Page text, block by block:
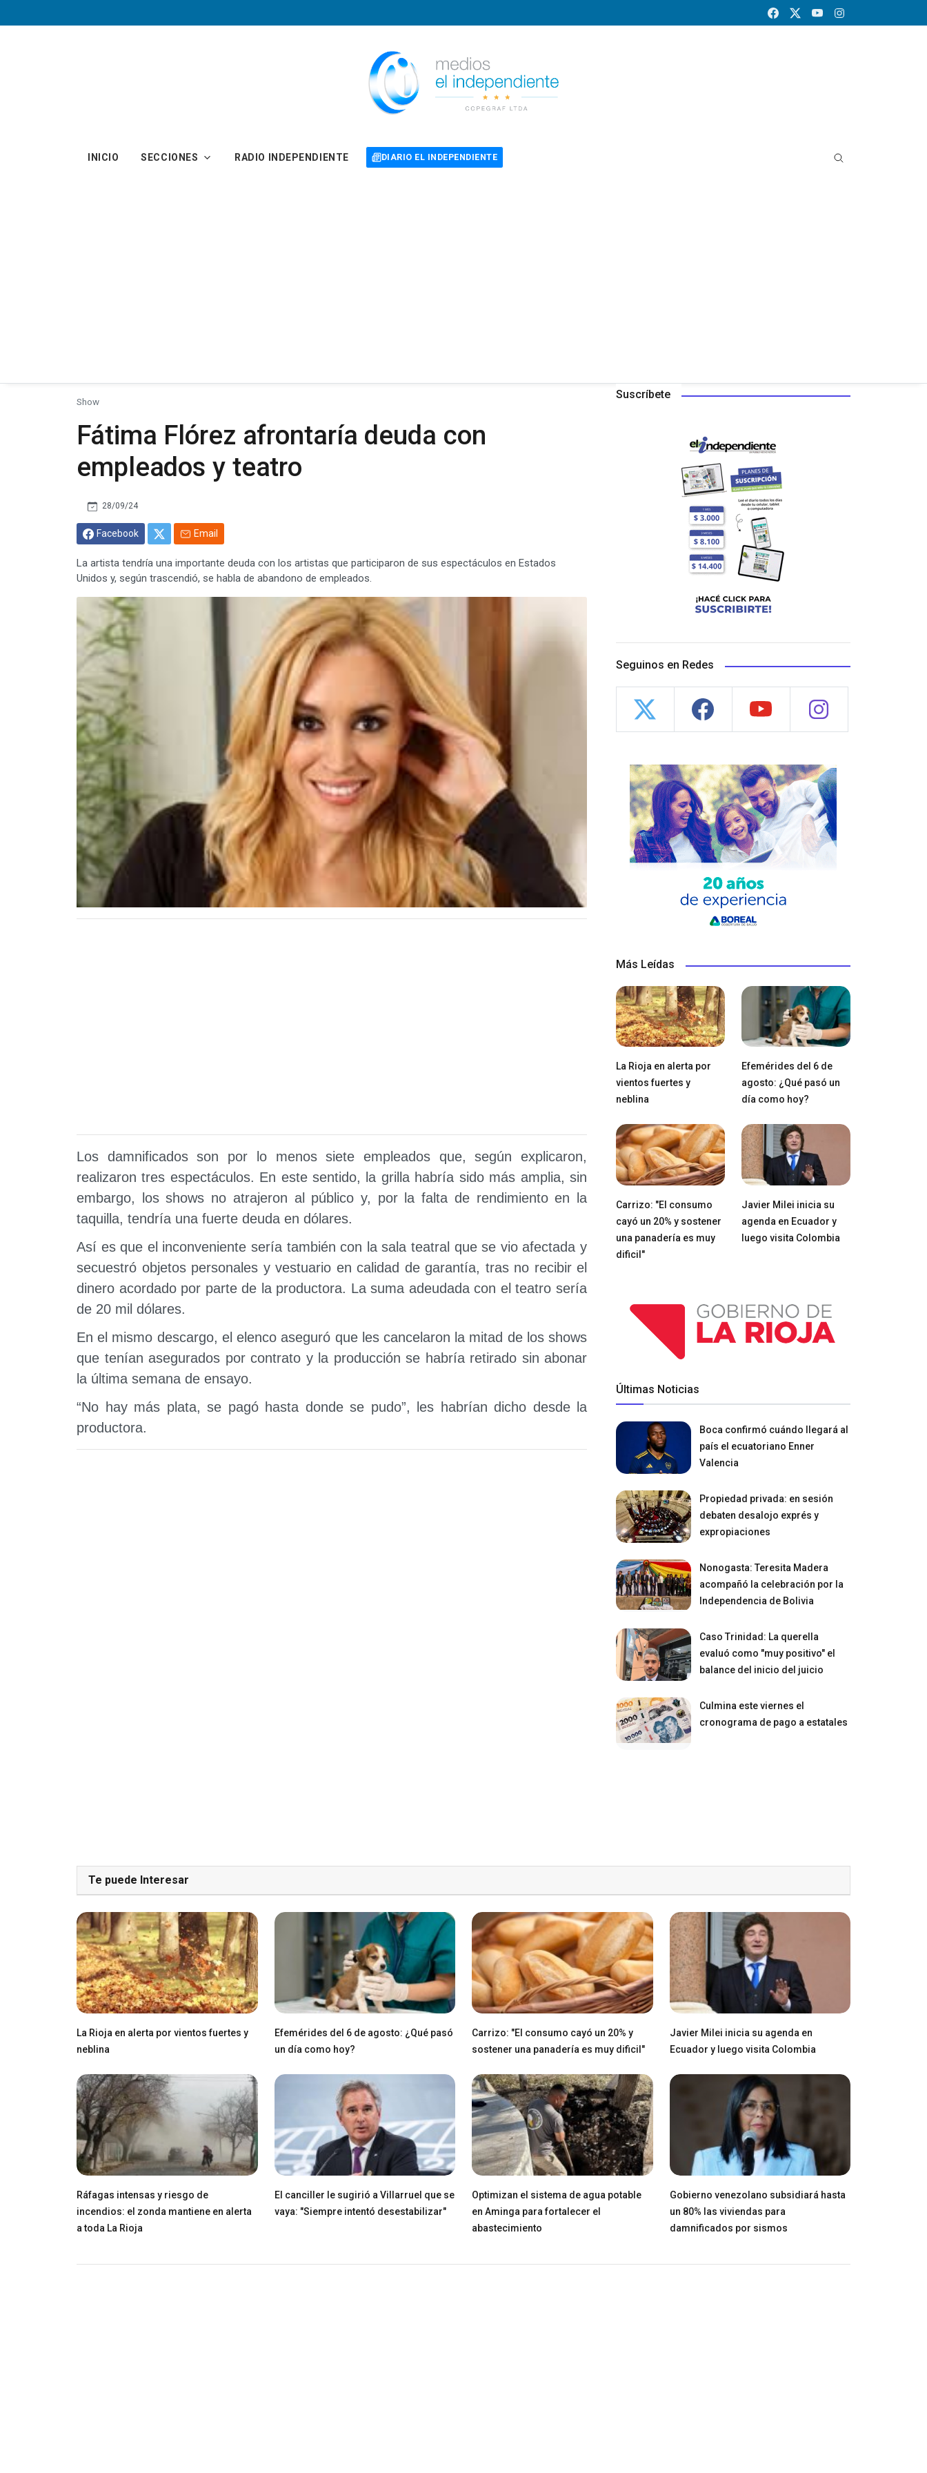
INICIO SECCIONES RADIO INDEPENDIENTE DIARIO EL INDEPENDIENTE
Show
Fátima Flórez afrontaría deuda con
empleados y teatro
28/09/24
Facebook Email
La artista tendría una importante deuda con los artistas que participaron de sus espectáculos en Estados
Unidos y, según trascendió, se habla de abandono de empleados.
Los damnificados son por lo menos siete empleados que, según explicaron,
realizaron tres espectáculos. En este sentido, la grilla habría sido más amplia, sin
embargo, los shows no atrajeron al público y, por la falta de rendimiento en la
taquilla, tendría una fuerte deuda en dólares.
Así es que el inconveniente sería también con la sala teatral que se vio afectada y
secuestró objetos personales y vestuario en calidad de garantía, tras no recibir el
dinero acordado por parte de la productora. La suma adeudada con el teatro sería
de 20 mil dólares.
En el mismo descargo, el elenco aseguró que les cancelaron la mitad de los shows
que tenían asegurados por contrato y la producción se habría retirado sin abonar
la última semana de ensayo.
“No hay más plata, se pagó hasta donde se pudo”, les habrían dicho desde la
productora.
Suscríbete
Seguinos en Redes
Más Leídas
La Rioja en alerta por
vientos fuertes y
neblina
Efemérides del 6 de
agosto: ¿Qué pasó un
día como hoy?
Carrizo: "El consumo
cayó un 20% y sostener
una panadería es muy
dificil"
Javier Milei inicia su
agenda en Ecuador y
luego visita Colombia
Últimas Noticias
Boca confirmó cuándo llegará al
país el ecuatoriano Enner
Valencia
Propiedad privada: en sesión
debaten desalojo exprés y
expropiaciones
Nonogasta: Teresita Madera
acompañó la celebración por la
Independencia de Bolivia
Caso Trinidad: La querella
evaluó como "muy positivo" el
balance del inicio del juicio
Culmina este viernes el
cronograma de pago a estatales
Te puede Interesar
La Rioja en alerta por vientos fuertes y
neblina
Efemérides del 6 de agosto: ¿Qué pasó
un día como hoy?
Carrizo: "El consumo cayó un 20% y
sostener una panadería es muy dificil"
Javier Milei inicia su agenda en
Ecuador y luego visita Colombia
Ráfagas intensas y riesgo de
incendios: el zonda mantiene en alerta
a toda La Rioja
El canciller le sugirió a Villarruel que se
vaya: "Siempre intentó desestabilizar"
Optimizan el sistema de agua potable
en Aminga para fortalecer el
abastecimiento
Gobierno venezolano subsidiará hasta
un 80% las viviendas para
damnificados por sismos